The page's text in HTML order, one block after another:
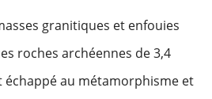
granitiques et enfouies
roches archéennes de 3,4
au métamorphisme et